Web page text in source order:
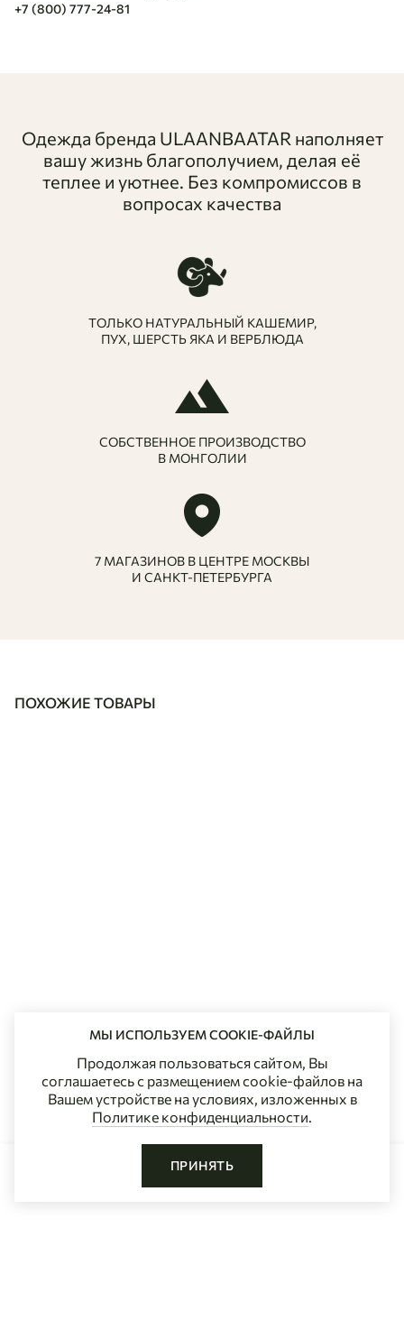
Этот легкий и функциональный аксессуар идеально
+7 (800) 777-24-81
Одежда бренда ULAANBAATAR наполняет
вашу жизнь благополучием, делая её
теплее и уютнее. Без компромиссов в
вопросах качества
ТОЛЬКО НАТУРАЛЬНЫЙ КАШЕМИР,
ПУХ, ШЕРСТЬ ЯКА И ВЕРБЛЮДА
СОБСТВЕННОЕ ПРОИЗВОДСТВО
В МОНГОЛИИ
7 МАГАЗИНОВ В ЦЕНТРЕ МОСКВЫ
И САНКТ-ПЕТЕРБУРГА
ПОХОЖИЕ ТОВАРЫ
МЫ ИСПОЛЬЗУЕМ COOKIE-ФАЙЛЫ
Продолжая пользоваться сайтом, Вы
соглашаетесь с размещением cookie-файлов на
Вашем устройстве на условиях, изложенных в
Политике конфиденциальности.
ПРИНЯТЬ